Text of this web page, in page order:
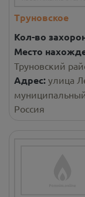
Труновское
Кол-во
Место
Труновский
Адрес: улица
муниципальный
Россия